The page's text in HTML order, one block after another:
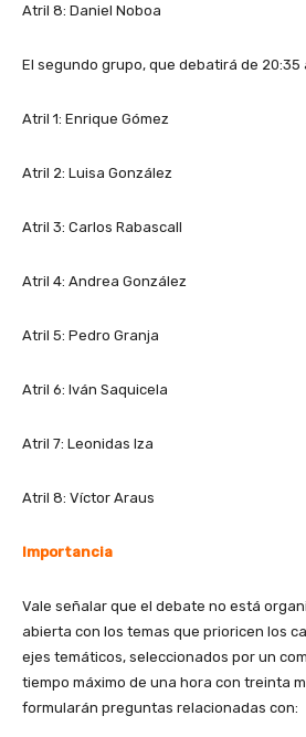
Atril 8: Daniel Noboa
El segundo grupo, que debatirá de 20:35
Atril 1: Enrique Gómez
Atril 2: Luisa González
Atril 3: Carlos Rabascall
Atril 4: Andrea González
Atril 5: Pedro Granja
Atril 6: Iván Saquicela
Atril 7: Leonidas Iza
Atril 8: Víctor Araus
Importancia
Vale señalar que el debate no está
abierta con los temas que prioricen los
ejes temáticos, seleccionados por un
tiempo máximo de una hora con treinta
formularán preguntas relacionadas con: